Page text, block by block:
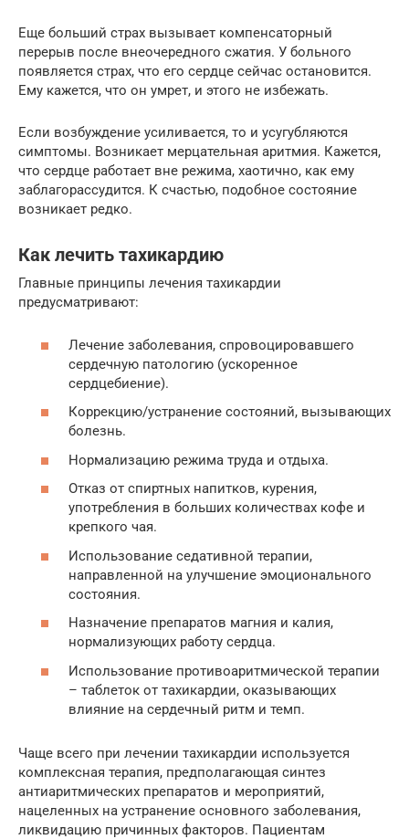
Еще больший страх вызывает компенсаторный
перерыв после внеочередного сжатия. У больного
появляется страх, что его сердце сейчас остановится.
Ему кажется, что он умрет, и этого не избежать.
Если возбуждение усиливается, то и усугубляются
симптомы. Возникает мерцательная аритмия. Кажется,
что сердце работает вне режима, хаотично, как ему
заблагорассудится. К счастью, подобное состояние
возникает редко.
Как лечить тахикардию
Главные принципы лечения тахикардии
предусматривают:
Лечение заболевания, спровоцировавшего
сердечную патологию (ускоренное
сердцебиение).
Коррекцию/устранение состояний, вызывающих
болезнь.
Нормализацию режима труда и отдыха.
Отказ от спиртных напитков, курения,
употребления в больших количествах кофе и
крепкого чая.
Использование седативной терапии,
направленной на улучшение эмоционального
состояния.
Назначение препаратов магния и калия,
нормализующих работу сердца.
Использование противоаритмической терапии
– таблеток от тахикардии, оказывающих
влияние на сердечный ритм и темп.
Чаще всего при лечении тахикардии используется
комплексная терапия, предполагающая синтез
антиаритмических препаратов и мероприятий,
нацеленных на устранение основного заболевания,
ликвидацию причинных факторов. Пациентам